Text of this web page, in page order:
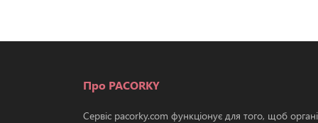
Про PACORKY
Сервіс pacorky.com функціонує для того, щоб